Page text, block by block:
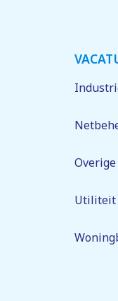
Overige
Utiliteit